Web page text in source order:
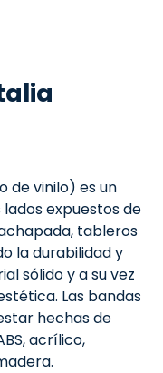
de vinilo) es un
expuestos de
tableros
la durabilidad y
sólido y a su vez
Las bandas
hechas de
acrílico,